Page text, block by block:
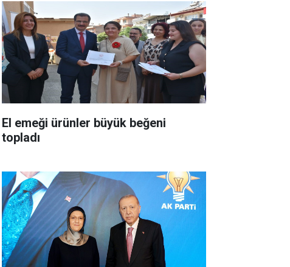
El emeği ürünler büyük beğeni
topladı